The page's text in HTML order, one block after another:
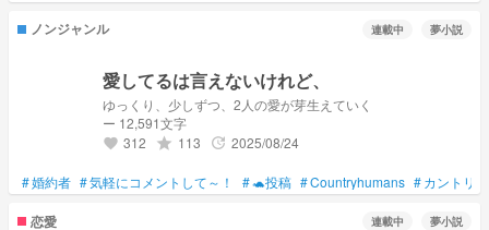
ノンジャンル 連載中 夢小説
愛してるは言えないけれど、
ゆっくり、少しずつ、2人の愛が芽生えていく
ー 12,591文字
favorite 312 grade 113 update 2025/08/24
#婚約者 #気軽にコメントして～！ #🐢投稿 #Countryhumans #カントリ
恋愛 連載中 夢小説